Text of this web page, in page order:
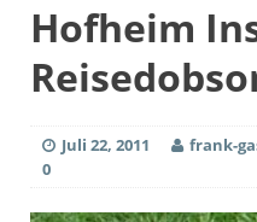
Hofheim
Juli 22, 2011 frank-
0